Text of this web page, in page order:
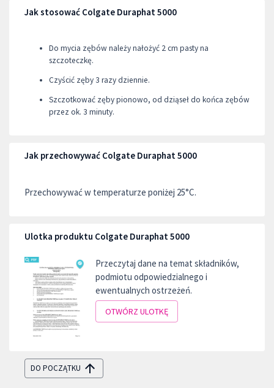
Jak stosować Colgate Duraphat 5000
Do mycia zębów należy nałożyć 2 cm pasty na
szczoteczkę.
Czyścić zęby 3 razy dziennie.
Szczotkować zęby pionowo, od dziąseł do końca zębów
przez ok. 3 minuty.
Jak przechowywać Colgate Duraphat 5000
Przechowywać w temperaturze poniżej 25°C.
Ulotka produktu Colgate Duraphat 5000
Przeczytaj dane na temat składników,
podmiotu odpowiedzialnego i
ewentualnych ostrzeżeń.
OTWÓRZ ULOTKĘ
DO POCZĄTKU